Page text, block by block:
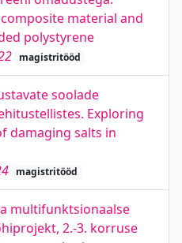
material and
polystyrene
magistritööd
soolade
Exploring
damaging salts in
magistritööd
multifunktsionaalse
2.-3. korruse